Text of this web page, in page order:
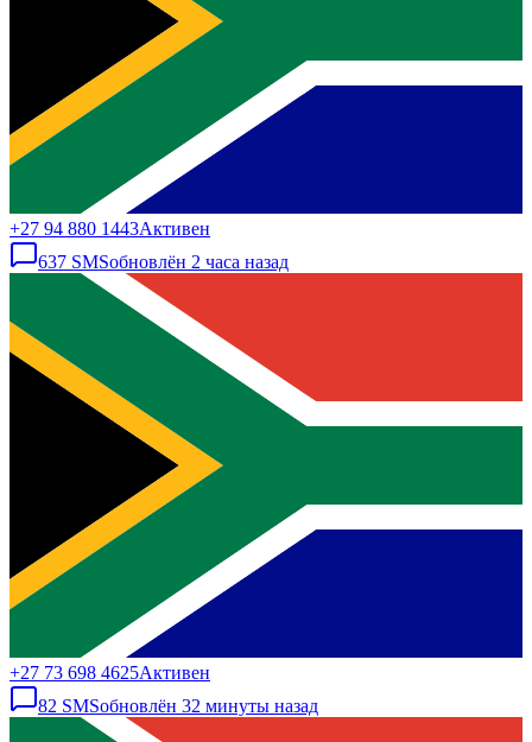
+27 94 880 1443Активен
637 SMSобновлён 2 часа назад
+27 73 698 4625Активен
82 SMSобновлён 32 минуты назад